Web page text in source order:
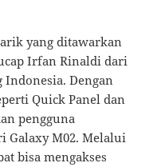
yang ditawarkan
Irfan Rinaldi dari
Indonesia. Dengan
Quick Panel dan
pengguna
Galaxy M02. Melalui
bisa mengakses